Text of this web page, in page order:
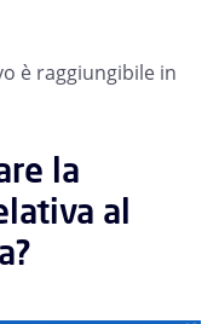
è raggiungibile in
la
al